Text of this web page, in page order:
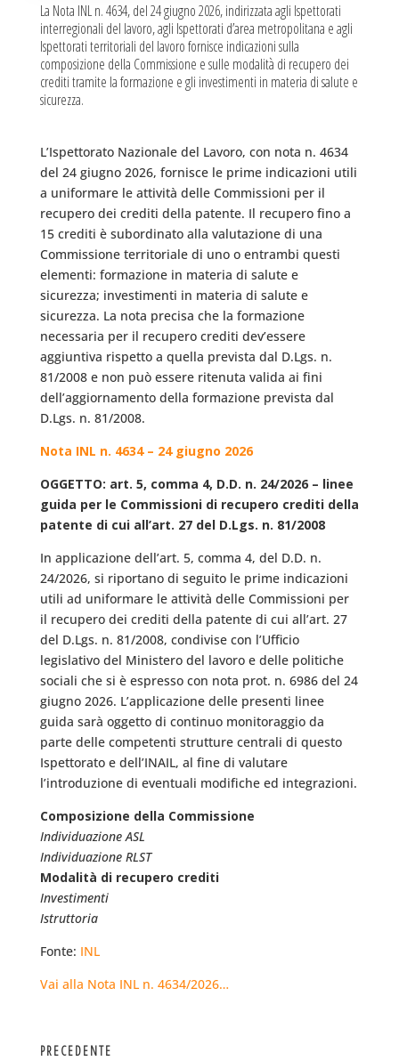
La Nota INL n. 4634, del 24 giugno 2026, indirizzata agli Ispettorati
interregionali del lavoro, agli Ispettorati d’area metropolitana e agli
Ispettorati territoriali del lavoro fornisce indicazioni sulla
composizione della Commissione e sulle modalità di recupero dei
crediti tramite la formazione e gli investimenti in materia di salute e
sicurezza.
L’Ispettorato Nazionale del Lavoro, con nota n. 4634
del 24 giugno 2026, fornisce le prime indicazioni utili
a uniformare le attività delle Commissioni per il
recupero dei crediti della patente. Il recupero fino a
15 crediti è subordinato alla valutazione di una
Commissione territoriale di uno o entrambi questi
elementi: formazione in materia di salute e
sicurezza; investimenti in materia di salute e
sicurezza. La nota precisa che la formazione
necessaria per il recupero crediti dev’essere
aggiuntiva rispetto a quella prevista dal D.Lgs. n.
81/2008 e non può essere ritenuta valida ai fini
dell’aggiornamento della formazione prevista dal
D.Lgs. n. 81/2008.
Nota INL n. 4634 – 24 giugno 2026
OGGETTO: art. 5, comma 4, D.D. n. 24/2026 – linee
guida per le Commissioni di recupero crediti della
patente di cui all’art. 27 del D.Lgs. n. 81/2008
In applicazione dell’art. 5, comma 4, del D.D. n.
24/2026, si riportano di seguito le prime indicazioni
utili ad uniformare le attività delle Commissioni per
il recupero dei crediti della patente di cui all’art. 27
del D.Lgs. n. 81/2008, condivise con l’Ufficio
legislativo del Ministero del lavoro e delle politiche
sociali che si è espresso con nota prot. n. 6986 del 24
giugno 2026. L’applicazione delle presenti linee
guida sarà oggetto di continuo monitoraggio da
parte delle competenti strutture centrali di questo
Ispettorato e dell’INAIL, al fine di valutare
l’introduzione di eventuali modifiche ed integrazioni.
Composizione della Commissione
Individuazione ASL
Individuazione RLST
Modalità di recupero crediti
Investimenti
Istruttoria
Fonte: INL
Vai alla Nota INL n. 4634/2026…
PRECEDENTE